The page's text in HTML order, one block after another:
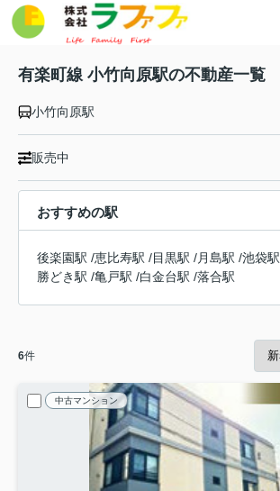
有楽町線 小竹向原駅の不動産一覧
小竹向原駅
販売中
おすすめの駅
後楽園駅 /恵比寿駅 /目黒駅 /月島駅 /池袋駅
勝どき駅 /亀戸駅 /白金台駅 /落合駅
6件
中古マンション